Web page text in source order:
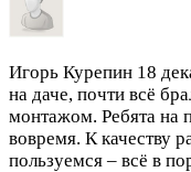
Игорь Курепин 18
на даче, почти всё
монтажом. Ребята на
вовремя. К качеству
пользуемся – всё в